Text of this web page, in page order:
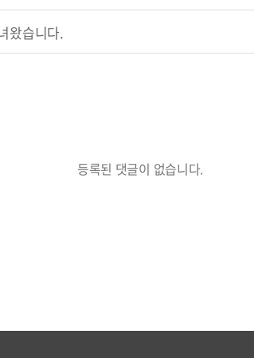
왔습니다.
등록된 댓글이 없습니다.